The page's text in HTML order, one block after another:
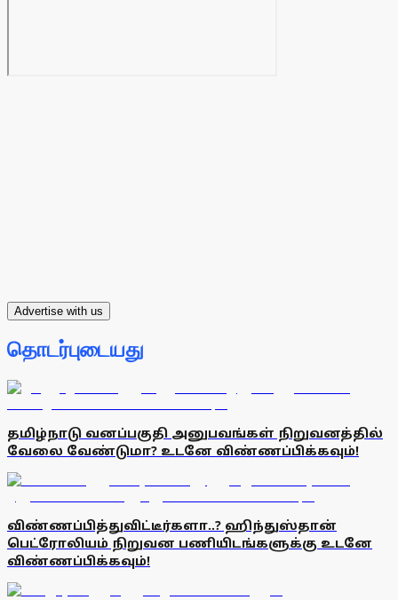
Advertise with us
தொடர்புடையது
தமிழ்நாடு வனப்பகுதி அனுபவங்கள் நிறுவனத்தில்
வேலை வேண்டுமா? உடனே விண்ணப்பிக்கவும்!
விண்ணப்பித்துவிட்டீர்களா..? ஹிந்துஸ்தான்
பெட்ரோலியம் நிறுவன பணியிடங்களுக்கு உடனே
விண்ணப்பிக்கவும்!